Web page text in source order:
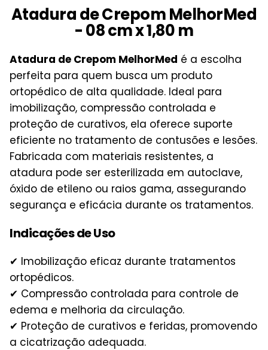
Atadura de Crepom MelhorMed
- 08 cm x 1,80 m
Atadura de Crepom MelhorMed é a escolha
perfeita para quem busca um produto
ortopédico de alta qualidade. Ideal para
imobilização, compressão controlada e
proteção de curativos, ela oferece suporte
eficiente no tratamento de contusões e lesões.
Fabricada com materiais resistentes, a
atadura pode ser esterilizada em autoclave,
óxido de etileno ou raios gama, assegurando
segurança e eficácia durante os tratamentos.
Indicações de Uso
✔ Imobilização eficaz durante tratamentos
ortopédicos.
✔ Compressão controlada para controle de
edema e melhoria da circulação.
✔ Proteção de curativos e feridas, promovendo
a cicatrização adequada.